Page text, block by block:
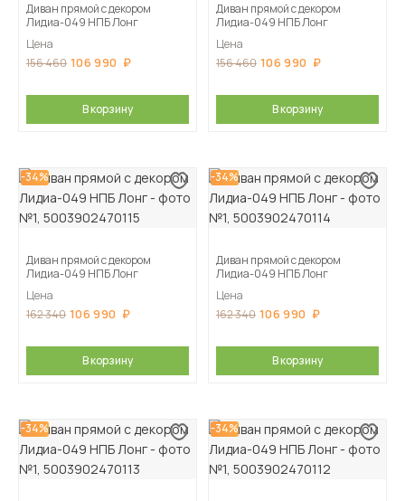
Диван прямой с декором
Лидиа-049 НПБ Лонг
Цена
156 460 106 990
В корзину
Диван прямой с декором
Лидиа-049 НПБ Лонг
Цена
156 460 106 990
В корзину
-34%
Диван прямой с декором
Лидиа-049 НПБ Лонг
Цена
162 340 106 990
В корзину
-34%
Диван прямой с декором
Лидиа-049 НПБ Лонг
Цена
162 340 106 990
В корзину
-34% -34%